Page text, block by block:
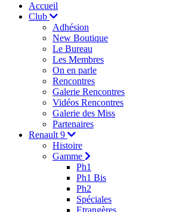
Accueil
Club
Adhésion
New Boutique
Le Bureau
Les Membres
On en parle
Rencontres
Galerie Rencontres
Vidéos Rencontres
Galerie des Miss
Partenaires
Renault 9
Histoire
Gamme
Ph1
Ph1 Bis
Ph2
Spéciales